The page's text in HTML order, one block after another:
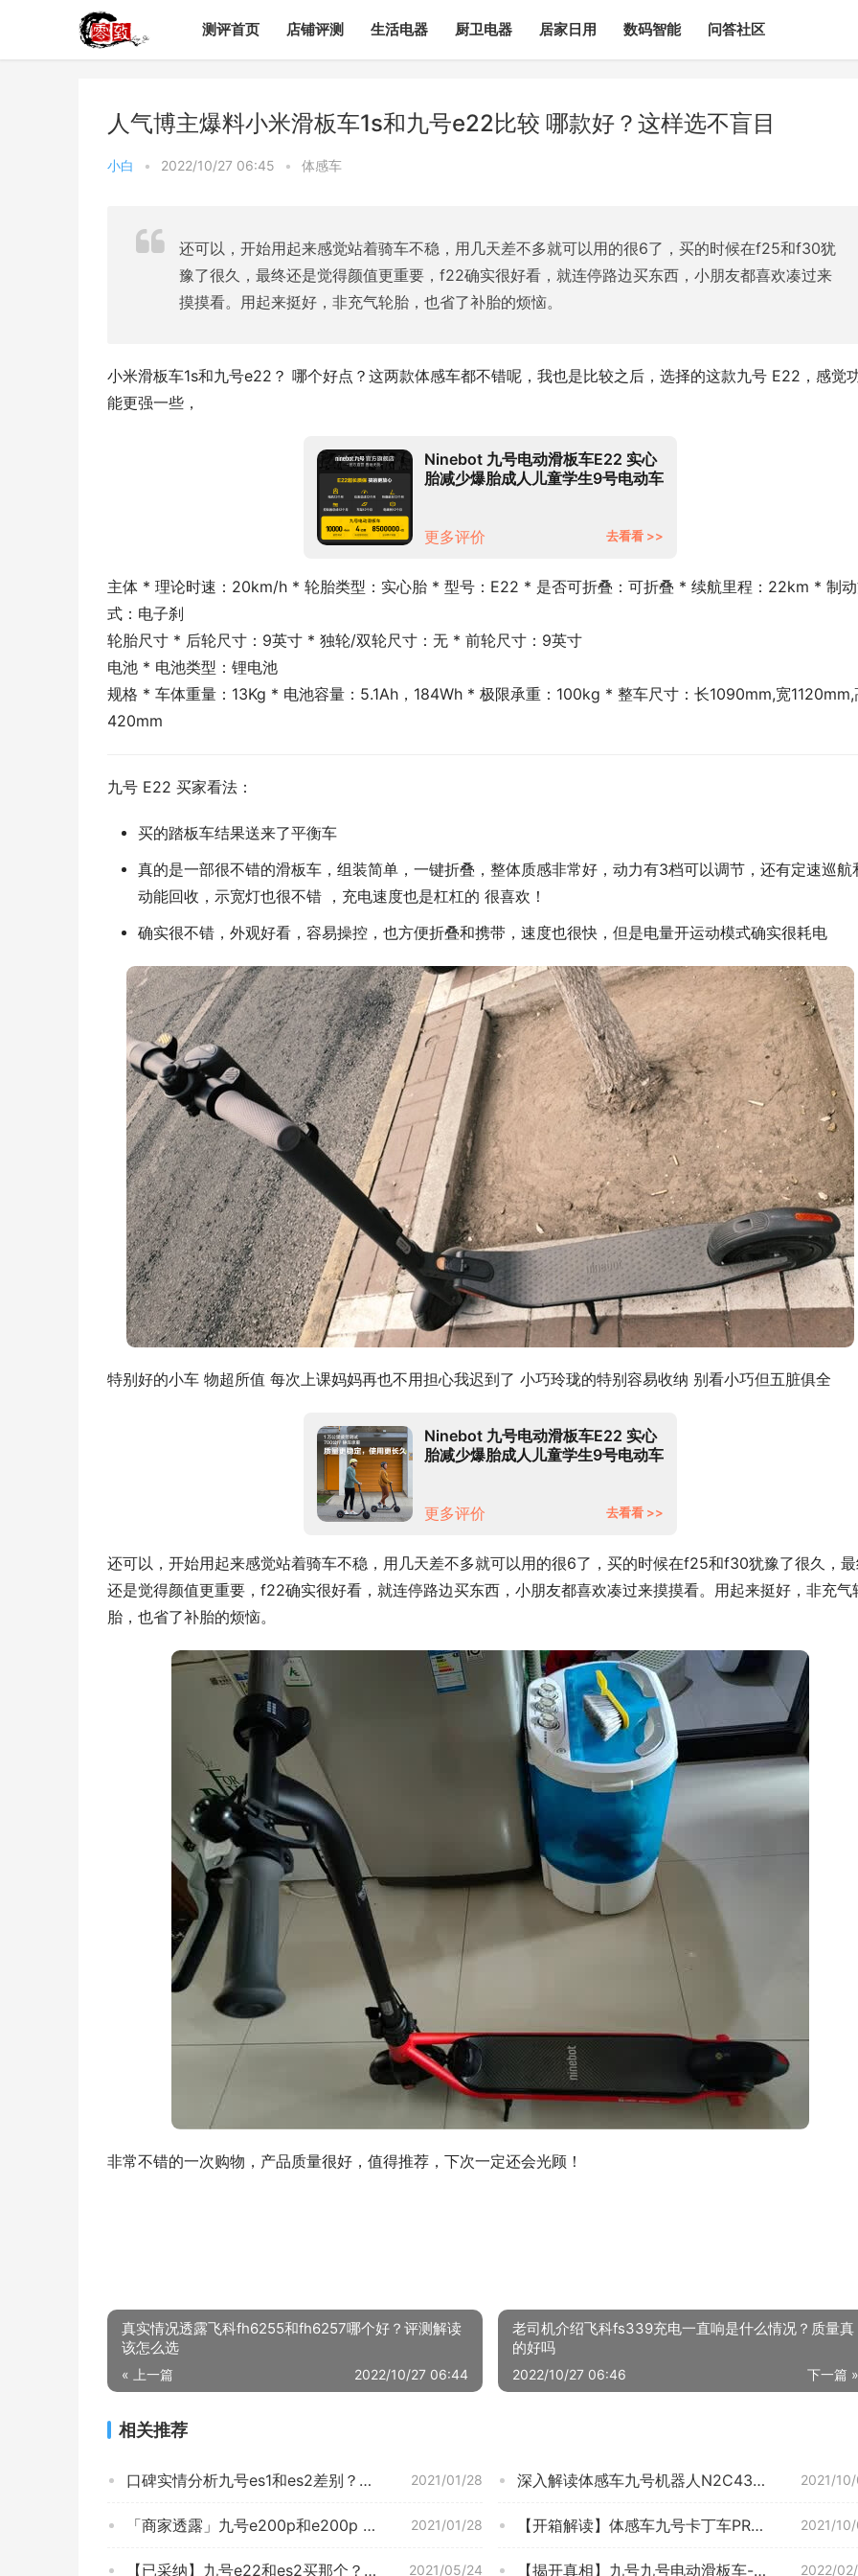
测评首页 店铺评测 生活电器 厨卫电器 居家日用 数码智能 问答社区
人气博主爆料小米滑板车1s和九号e22比较 哪款好？这样选不盲目
小白 • 2022/10/27 06:45 • 体感车
还可以，开始用起来感觉站着骑车不稳，用几天差不多就可以用的很6了，买的时候在f25和f30犹
豫了很久，最终还是觉得颜值更重要，f22确实很好看，就连停路边买东西，小朋友都喜欢凑过来
摸摸看。用起来挺好，非充气轮胎，也省了补胎的烦恼。
小米滑板车1s和九号e22？ 哪个好点？这两款体感车都不错呢，我也是比较之后，选择的这款九号 E22，感觉
能更强一些，
Ninebot 九号电动滑板车E22 实心
胎减少爆胎成人儿童学生9号电动车
更多评价 去看看 >>
主体 * 理论时速：20km/h * 轮胎类型：实心胎 * 型号：E22 * 是否可折叠：可折叠 * 续航里程：22km * 制
式：电子刹
轮胎尺寸 * 后轮尺寸：9英寸 * 独轮/双轮尺寸：无 * 前轮尺寸：9英寸
电池 * 电池类型：锂电池
规格 * 车体重量：13Kg * 电池容量：5.1Ah，184Wh * 极限承重：100kg * 整车尺寸：长1090mm,宽1120mm,
420mm
九号 E22 买家看法：
买的踏板车结果送来了平衡车
真的是一部很不错的滑板车，组装简单，一键折叠，整体质感非常好，动力有3档可以调节，还有定速巡航
动能回收，示宽灯也很不错 ，充电速度也是杠杠的 很喜欢！
确实很不错，外观好看，容易操控，也方便折叠和携带，速度也很快，但是电量开运动模式确实很耗电
特别好的小车 物超所值 每次上课妈妈再也不用担心我迟到了 小巧玲珑的特别容易收纳 别看小巧但五脏俱全
Ninebot 九号电动滑板车E22 实心
胎减少爆胎成人儿童学生9号电动车
更多评价 去看看 >>
还可以，开始用起来感觉站着骑车不稳，用几天差不多就可以用的很6了，买的时候在f25和f30犹豫了很久，
还是觉得颜值更重要，f22确实很好看，就连停路边买东西，小朋友都喜欢凑过来摸摸看。用起来挺好，非充气
胎，也省了补胎的烦恼。
非常不错的一次购物，产品质量很好，值得推荐，下次一定还会光顾！
真实情况透露飞科fh6255和fh6257哪个好？评测解读
该怎么选
« 上一篇 2022/10/27 06:44
老司机介绍飞科fs339充电一直响是什么情况？质量真
的好吗
下一篇 »
2022/10/27 06:46
相关推荐
2021/01/28
口碑实情分析九号es1和es2差别？哪个性价比高、质量更好 2021/
深入解读体感车九号机器人N2C432功能评测结果，看看买家怎么样评价的
2021/01/28
「商家透露」九号e200p和e200p one哪个好？评测教你怎么选 2021/
【开箱解读】体感车九号卡丁车PRO新款怎么样的质量，评测为什么这样？
2021/05/24
【已采纳】九号e22和es2买那个？评测分析哪款更好 2022/
【揭开真相】九号九号电动滑板车- Air T15 质量内幕分析测评，体感车内行解读怎么样，新手必看！